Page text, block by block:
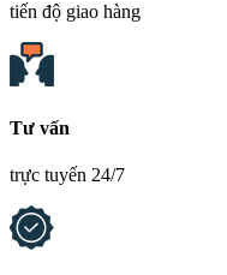
tiến độ giao hàng
Tư vấn
trực tuyến 24/7